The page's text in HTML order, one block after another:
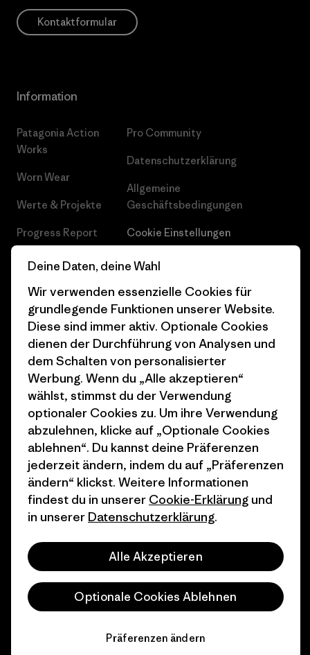
Kontaktformular
Information
Patagonia Action
Works
Worn Wear
Werte & Projekte
Progress Report
Business Unusual
Klimaziele
1% For The Planet
Wie wir finanzieren
Geschenkgutscheine
Stores in deiner
Nähe
Pro Community
Datenschutzerklärung
Allgemeine
Geschäftsbedingungen
Cookie Einstellungen
Karriere
Pressekontakt
Industry program
Affiliate-Programm
Patagonia Österreich
Seitenverzeichnis
© 2026 Patagonia, Inc. All Rights Reserved.
Deutsch
Deine Daten, deine Wahl
Wir verwenden essenzielle Cookies für
grundlegende Funktionen unserer Website.
Diese sind immer aktiv. Optionale Cookies
dienen der Durchführung von Analysen und
dem Schalten von personalisierter
Werbung. Wenn du „Alle akzeptieren“
wählst, stimmst du der Verwendung
optionaler Cookies zu. Um ihre Verwendung
abzulehnen, klicke auf „Optionale Cookies
ablehnen“. Du kannst deine Präferenzen
jederzeit ändern, indem du auf „Präferenzen
ändern“ klickst. Weitere Informationen
findest du in unserer Cookie-Erklärung und
in unserer Datenschutzerklärung.
Alle Akzeptieren
Optionale Cookies Ablehnen
Präferenzen ändern